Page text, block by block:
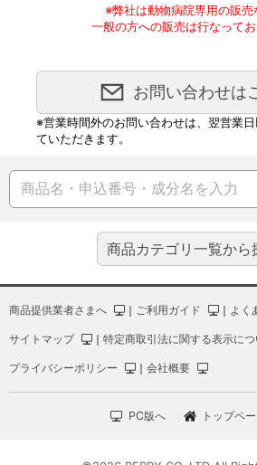
※弊社は動物病院専用の販売
一般の方への販売は行なってお
お問い合わせは
※営業時間外のお問い合わせは、翌営業
ていただきます。
商品カテゴリ一覧から
商品提供業者さまへ ｜ ご利用ガイド ｜ よく
サイトマップ ｜ 特定商取引法に関する表示につ
プライバシーポリシー ｜ 会社概要
PC版へ トップペ